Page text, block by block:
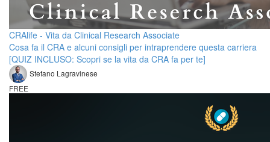
CRAlife - Vita da Clinical Research Associate
Cosa fa il CRA e alcuni consigli per intraprendere questa carriera
[QUIZ INCLUSO: Scopri se la vita da CRA fa per te]
Stefano Lagravinese
FREE